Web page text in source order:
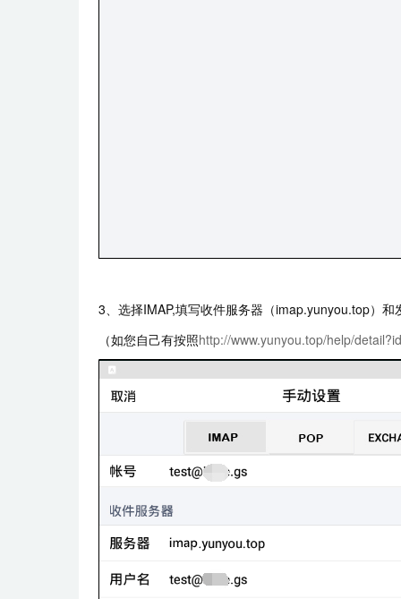
3、选择IMAP,填写收件服务器（imap.yunyou.top）
（如您自己有按照http://www.yunyou.top/help/